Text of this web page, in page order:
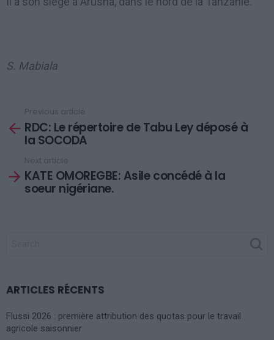
S. Mabiala
more
Previous article
RDC: Le répertoire de Tabu Ley déposé à
la SOCODA
Next article
KATE OMOREGBE: Asile concédé à la
soeur nigériane.
ARTICLES RÉCENTS
Flussi 2026 : première attribution des quotas pour le travail
agricole saisonnier